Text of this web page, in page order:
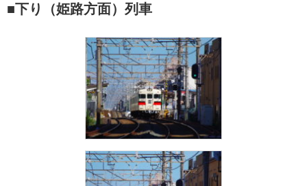
■下り（姫路方面）列車